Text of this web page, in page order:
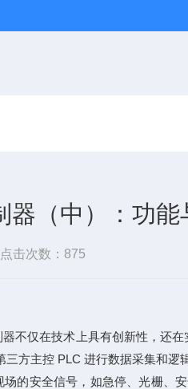
器（中）：功能
点击次数：875
不仅在技术上具有创新性，还
方主控 PLC 进行数据采集和
的安全信号，如急停、光栅、